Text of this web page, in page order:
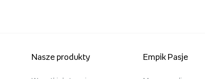
Nasze produkty Empik Pasje